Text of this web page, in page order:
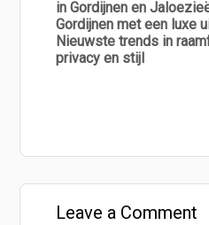
in Gordijnen en
Gordijnen met een luxe
Nieuwste trends in
privacy en stijl
Leave a Comment